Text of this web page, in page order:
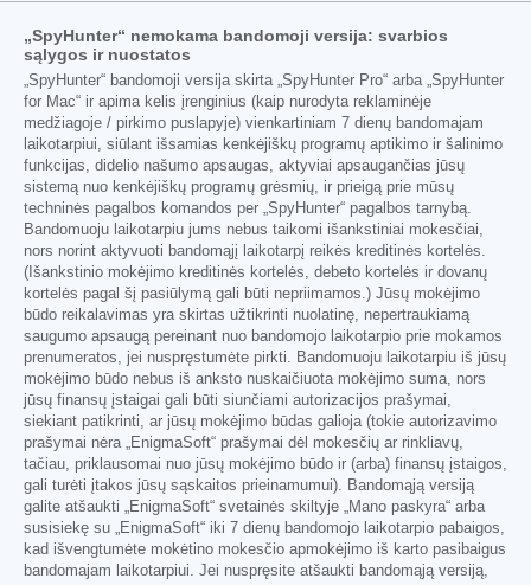
„SpyHunter“ nemokama bandomoji versija: svarbios
sąlygos ir nuostatos
„SpyHunter“ bandomoji versija skirta „SpyHunter Pro“ arba „SpyHunter
for Mac“ ir apima kelis įrenginius (kaip nurodyta reklaminėje
medžiagoje / pirkimo puslapyje) vienkartiniam 7 dienų bandomajam
laikotarpiui, siūlant išsamias kenkėjiškų programų aptikimo ir šalinimo
funkcijas, didelio našumo apsaugas, aktyviai apsaugančias jūsų
sistemą nuo kenkėjiškų programų grėsmių, ir prieigą prie mūsų
techninės pagalbos komandos per „SpyHunter“ pagalbos tarnybą.
Bandomuoju laikotarpiu jums nebus taikomi išankstiniai mokesčiai,
nors norint aktyvuoti bandomąjį laikotarpį reikės kreditinės kortelės.
(Išankstinio mokėjimo kreditinės kortelės, debeto kortelės ir dovanų
kortelės pagal šį pasiūlymą gali būti nepriimamos.) Jūsų mokėjimo
būdo reikalavimas yra skirtas užtikrinti nuolatinę, nepertraukiamą
saugumo apsaugą pereinant nuo bandomojo laikotarpio prie mokamos
prenumeratos, jei nuspręstumėte pirkti. Bandomuoju laikotarpiu iš jūsų
mokėjimo būdo nebus iš anksto nuskaičiuota mokėjimo suma, nors
jūsų finansų įstaigai gali būti siunčiami autorizacijos prašymai,
siekiant patikrinti, ar jūsų mokėjimo būdas galioja (tokie autorizavimo
prašymai nėra „EnigmaSoft“ prašymai dėl mokesčių ar rinkliavų,
tačiau, priklausomai nuo jūsų mokėjimo būdo ir (arba) finansų įstaigos,
gali turėti įtakos jūsų sąskaitos prieinamumui). Bandomąją versiją
galite atšaukti „EnigmaSoft“ svetainės skiltyje „Mano paskyra“ arba
susisiekę su „EnigmaSoft“ iki 7 dienų bandomojo laikotarpio pabaigos,
kad išvengtumėte mokėtino mokesčio apmokėjimo iš karto pasibaigus
bandomajam laikotarpiui. Jei nuspręsite atšaukti bandomąją versiją,